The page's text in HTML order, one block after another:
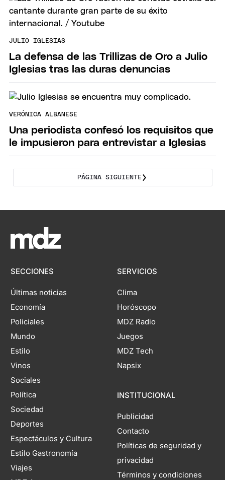
JULIO IGLESIAS
La defensa de las Trillizas de Oro a Julio
Iglesias tras las duras denuncias
VERÓNICA ALBANESE
Una periodista confesó los requisitos que
le impusieron para entrevistar a Iglesias
PÁGINA SIGUIENTE
SECCIONES
Últimas noticias
Economía
Policiales
Mundo
Estilo
Vinos
Sociales
Política
Sociedad
Deportes
Espectáculos y Cultura
Estilo Gastronomía
Viajes
SERVICIOS
Clima
Horóscopo
MDZ Radio
Juegos
MDZ Tech
Napsix
INSTITUCIONAL
Publicidad
Contacto
Políticas de seguridad y
privacidad
Términos y condiciones